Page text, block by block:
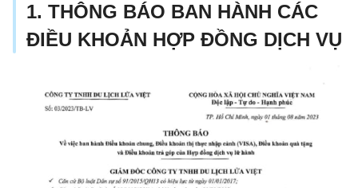
1. THÔNG BÁO BAN HÀNH CÁC
ĐIỀU KHOẢN HỢP ĐỒNG DỊCH VỤ